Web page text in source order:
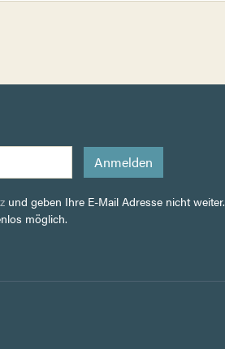
und geben Ihre E-Mail Adresse nicht weiter.
möglich.